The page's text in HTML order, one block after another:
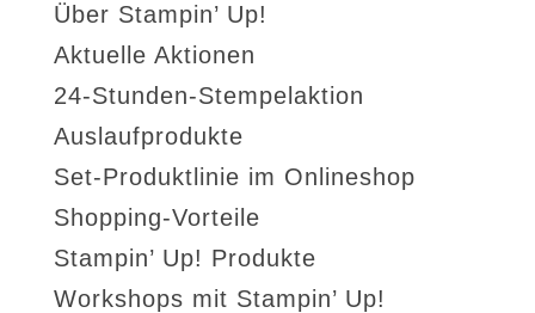
Über Stampin’ Up!
Aktuelle Aktionen
24-Stunden-Stempelaktion
Auslaufprodukte
Set-Produktlinie im Onlineshop
Shopping-Vorteile
Stampin’ Up! Produkte
Workshops mit Stampin’ Up!